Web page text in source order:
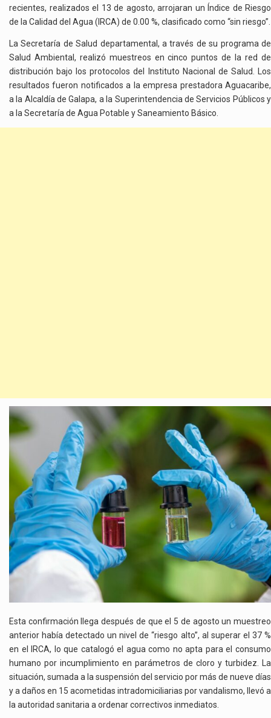
recientes, realizados el 13 de agosto, arrojaran un Índice de Riesgo
de la Calidad del Agua (IRCA) de 0.00 %, clasificado como “sin riesgo”.
La Secretaría de Salud departamental, a través de su programa de
Salud Ambiental, realizó muestreos en cinco puntos de la red de
distribución bajo los protocolos del Instituto Nacional de Salud. Los
resultados fueron notificados a la empresa prestadora Aguacaribe,
a la Alcaldía de Galapa, a la Superintendencia de Servicios Públicos y
a la Secretaría de Agua Potable y Saneamiento Básico.
Esta confirmación llega después de que el 5 de agosto un muestreo
anterior había detectado un nivel de “riesgo alto”, al superar el 37 %
en el IRCA, lo que catalogó el agua como no apta para el consumo
humano por incumplimiento en parámetros de cloro y turbidez. La
situación, sumada a la suspensión del servicio por más de nueve días
y a daños en 15 acometidas intradomiciliarias por vandalismo, llevó a
la autoridad sanitaria a ordenar correctivos inmediatos.